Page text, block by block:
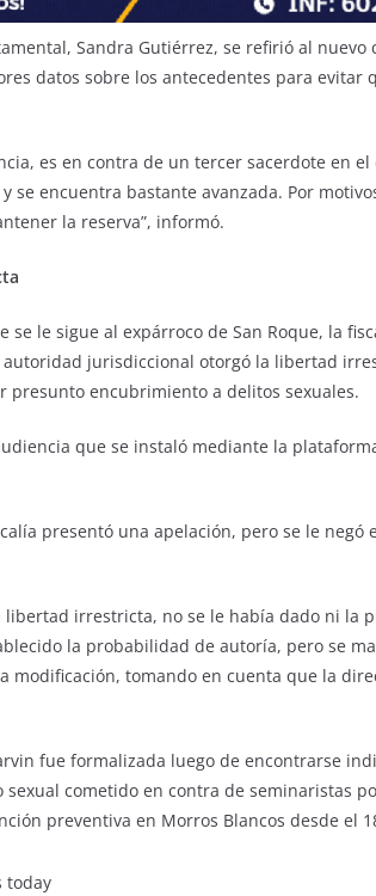
Sandra Gutiérrez, se refirió al nuevo
datos sobre los antecedentes para evitar
es en contra de un tercer sacerdote en
se encuentra bastante avanzada. Por
la reserva”, informó.
se le sigue al expárroco de San Roque, la
jurisdiccional otorgó la libertad
presunto encubrimiento a delitos sexuales.
que se instaló mediante la
presentó una apelación, pero se le negó
libertad irrestricta, no se le había dado ni la
la probabilidad de autoría, pero se
modificación, tomando en cuenta que la
fue formalizada luego de encontrarse
sexual cometido en contra de seminaristas
preventiva en Morros Blancos desde el
today